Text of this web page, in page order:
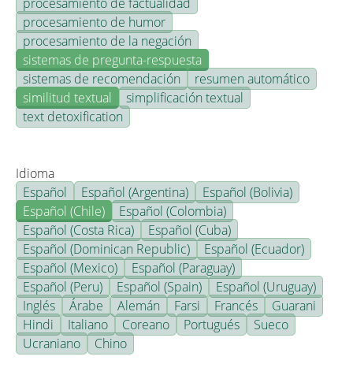
procesamiento de humor
procesamiento de la negación
sistemas de pregunta-respuesta
sistemas de recomendación
resumen automático
similitud textual
simplificación textual
text detoxification
Idioma
Español
Español (Argentina)
Español (Bolivia)
Español (Chile)
Español (Colombia)
Español (Costa Rica)
Español (Cuba)
Español (Dominican Republic)
Español (Ecuador)
Español (Mexico)
Español (Paraguay)
Español (Peru)
Español (Spain)
Español (Uruguay)
Inglés
Árabe Alemán Farsi Francés
Guarani
Hindi
Italiano Coreano Portugués
Sueco
Ucraniano
Chino